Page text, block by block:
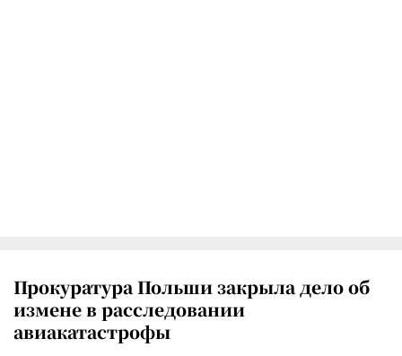
Прокуратура Польши закрыла дело об
измене в расследовании
авиакатастрофы